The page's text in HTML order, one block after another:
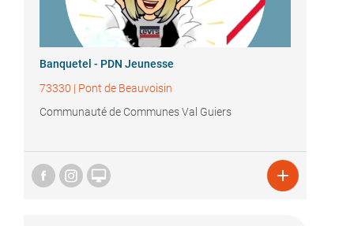
Banquetel - PDN Jeunesse
73330 | Pont de Beauvoisin
Communauté de Communes Val Guiers
 